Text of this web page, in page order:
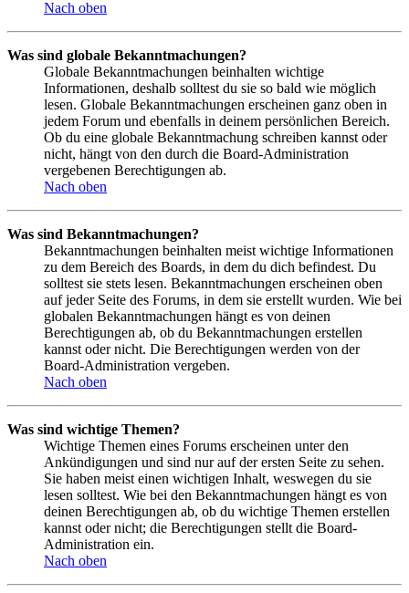
Nach oben
Was sind globale Bekanntmachungen?
Globale Bekanntmachungen beinhalten wichtige
Informationen, deshalb solltest du sie so bald wie möglich
lesen. Globale Bekanntmachungen erscheinen ganz oben in
jedem Forum und ebenfalls in deinem persönlichen Bereich.
Ob du eine globale Bekanntmachung schreiben kannst oder
nicht, hängt von den durch die Board-Administration
vergebenen Berechtigungen ab.
Nach oben
Was sind Bekanntmachungen?
Bekanntmachungen beinhalten meist wichtige Informationen
zu dem Bereich des Boards, in dem du dich befindest. Du
solltest sie stets lesen. Bekanntmachungen erscheinen oben
auf jeder Seite des Forums, in dem sie erstellt wurden. Wie bei
globalen Bekanntmachungen hängt es von deinen
Berechtigungen ab, ob du Bekanntmachungen erstellen
kannst oder nicht. Die Berechtigungen werden von der
Board-Administration vergeben.
Nach oben
Was sind wichtige Themen?
Wichtige Themen eines Forums erscheinen unter den
Ankündigungen und sind nur auf der ersten Seite zu sehen.
Sie haben meist einen wichtigen Inhalt, weswegen du sie
lesen solltest. Wie bei den Bekanntmachungen hängt es von
deinen Berechtigungen ab, ob du wichtige Themen erstellen
kannst oder nicht; die Berechtigungen stellt die Board-
Administration ein.
Nach oben